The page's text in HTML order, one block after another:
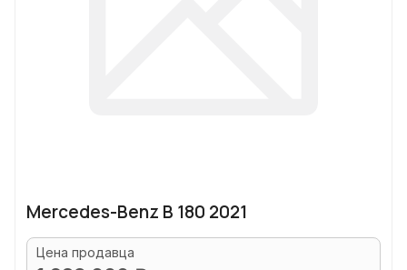
Mercedes-Benz B 180 2021
Цена продавца